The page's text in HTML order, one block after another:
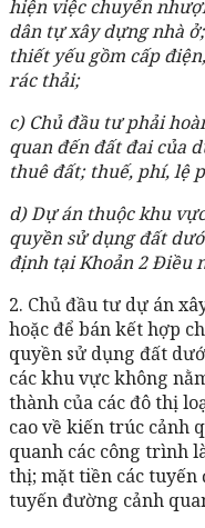
hiện việc chuyển
dân tự xây dựng nhà
thiết yếu gồm cấp
rác thải;
c) Chủ đầu tư phải
quan đến đất đai của
thuê đất; thuế, phí, lệ
d) Dự án thuộc khu
quyền sử dụng đất
định tại Khoản 2 Điều
2. Chủ đầu tư dự án
hoặc để bán kết hợp
quyền sử dụng đất
các khu vực không
thành của các đô thị
cao về kiến trúc cảnh
quanh các công trình
thị; mặt tiền các
tuyến đường cảnh